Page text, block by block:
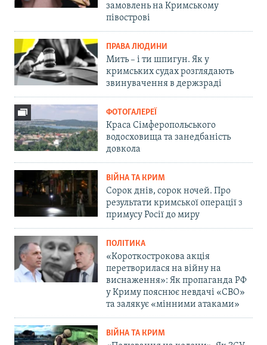
замовлень на Кримському
півострові
ПРАВА ЛЮДИНИ
Мить – і ти шпигун. Як у
кримських судах розглядають
звинувачення в держзраді
ФОТОГАЛЕРЕЇ
Краса Сімферопольського
водосховища та занедбаність
довкола
ВІЙНА ТА КРИМ
Сорок днів, сорок ночей. Про
результати кримської операції з
примусу Росії до миру
ПОЛІТИКА
«Короткострокова акція
перетворилася на війну на
виснаження»: Як пропаганда РФ
у Криму пояснює невдачі «СВО»
та залякує «мінними атаками»
ВІЙНА ТА КРИМ